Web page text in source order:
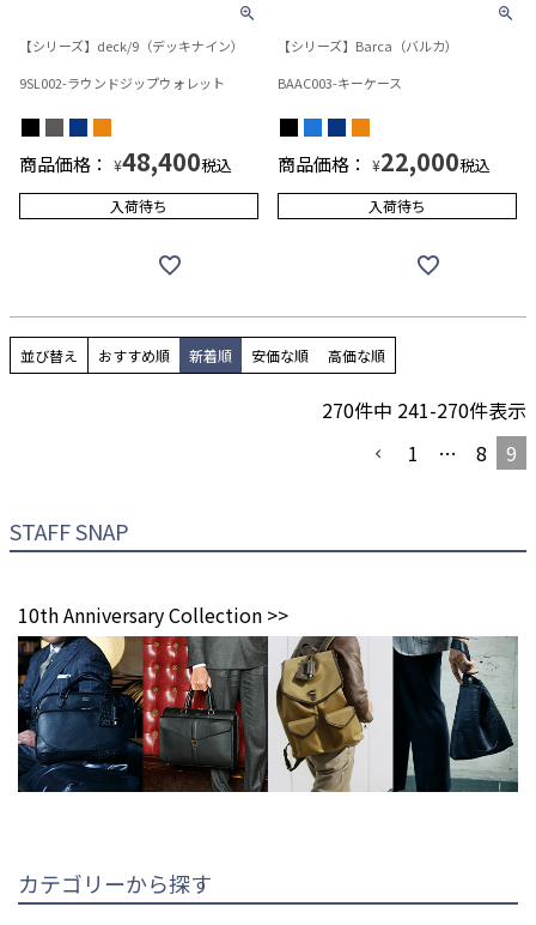
【シリーズ】deck/9（デッキナイン）
9SL002-ラウンドジップウォレット
商品価格： ¥48,400税込
入荷待ち
【シリーズ】Barca（バルカ）
BAAC003-キーケース
商品価格： ¥22,000税込
入荷待ち
並び替え おすすめ順 新着順 安価な順 高価な順
270件中 241-270件表示
1
… 8 9
STAFF SNAP
10th Anniversary Collection >>
カテゴリーから探す